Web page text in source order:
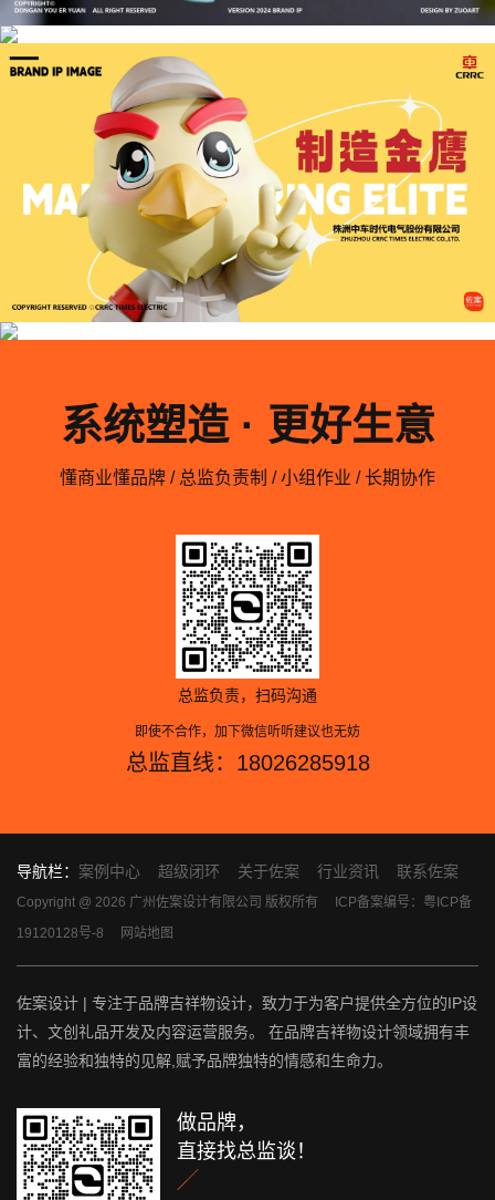
系统塑造 · 更好生意
懂商业懂品牌 / 总监负责制 / 小组作业 / 长期协作
总监负责，扫码沟通
即使不合作，加下微信听听建议也无妨
总监直线：18026285918
导航栏： 案例中心 超级闭环 关于佐案 行业资讯 联系佐案
Copyright @ 2026 广州佐案设计有限公司 版权所有
ICP备案编号：粤ICP备
19120128号-8
网站地图
佐案设计 | 专注于品牌吉祥物设计，致力于为客户提供全方位的IP设
计、文创礼品开发及内容运营服务。 在品牌吉祥物设计领域拥有丰
富的经验和独特的见解,赋予品牌独特的情感和生命力。
做品牌，
直接找总监谈！
